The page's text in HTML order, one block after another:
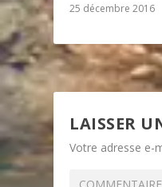
25 décembre 2016
LAISSER
Votre adresse e-